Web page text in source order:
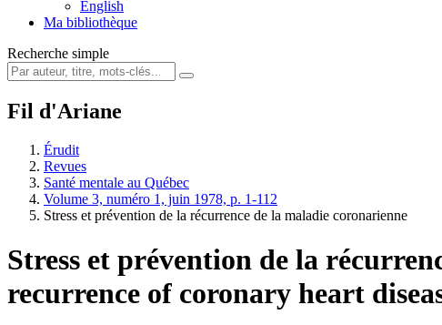
English
Ma bibliothèque
Recherche simple
Fil d'Ariane
Érudit
Revues
Santé mentale au Québec
Volume 3, numéro 1, juin 1978, p. 1-112
Stress et prévention de la récurrence de la maladie coronarienne
Stress et prévention de la
recurrence of coronary heart